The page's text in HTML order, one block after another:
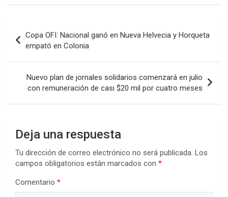
ce
o
o
k
tt at
A
p
p
ke
n
m
ar
tir
de
entradas
Copa OFI: Nacional ganó en Nueva Helvecia y Horqueta
empató en Colonia
Nuevo plan de jornales solidarios comenzará en julio
con remuneración de casi $20 mil por cuatro meses
Deja una respuesta
Tu dirección de correo electrónico no será publicada. Los
campos obligatorios están marcados con *
Comentario *